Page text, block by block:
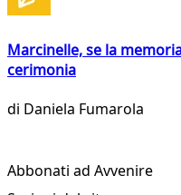
Marcinelle, se la
cerimonia
di Daniela Fumarola
Abbonati ad Avvenire